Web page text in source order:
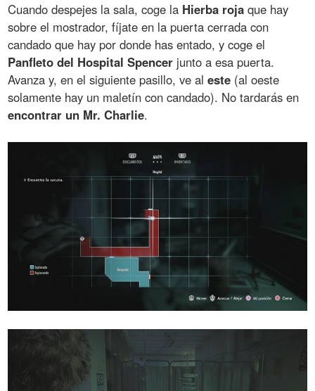
Cuando despejes la sala, coge la Hierba roja que hay
sobre el mostrador, fíjate en la puerta cerrada con
candado que hay por donde has entado, y coge el
Panfleto del Hospital Spencer junto a esa puerta.
Avanza y, en el siguiente pasillo, ve aleste (al oeste
solamente hay un maletín con candado). No tardarás en
encontrar un Mr. Charlie.